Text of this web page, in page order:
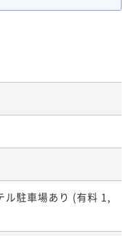
駐車場あり (有料 1,